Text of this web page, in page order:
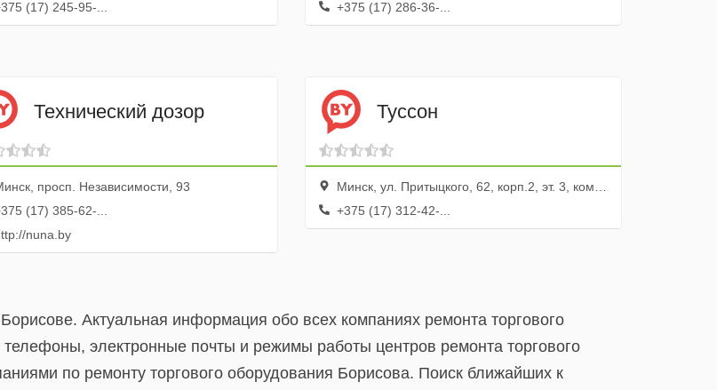
(17) 245-95-...
+375 (17) 286-36-...
Технический дозор
просп. Независимости, 93
(17) 385-62-...
nuna.by
Туссон
Минск, ул. Притыцкого, 62, корп.2, эт. 3, ком. 317
+375 (17) 312-42-...
Актуальная информация обо всех компаниях ремонта торгового
электронные почты и режимы работы центров ремонта торгового
по ремонту торгового оборудования Борисова. Поиск ближайших к